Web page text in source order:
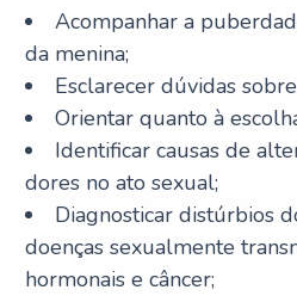
Acompanhar a
da menina;
Esclarecer dúvidas
Orientar quanto à
Identificar causas de
dores no ato sexual;
Diagnosticar distúrbios
doenças sexualmente
hormonais e câncer;